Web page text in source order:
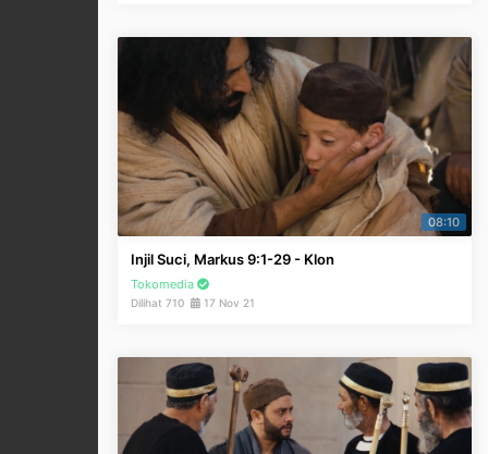
08:10
Injil Suci, Markus 9:1-29 - Klon
Tokomedia
Dilihat 710 17 Nov 21